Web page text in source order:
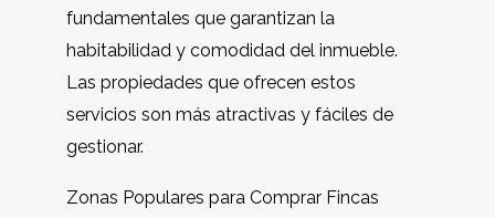
fundamentales que garantizan la
habitabilidad y comodidad del inmueble.
Las propiedades que ofrecen estos
servicios son más atractivas y fáciles de
gestionar.
Zonas Populares para Comprar Fincas